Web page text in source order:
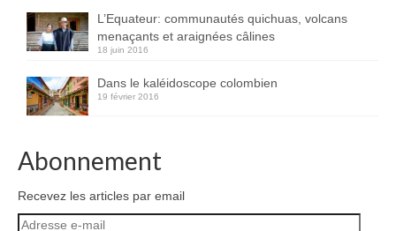
L’Equateur: communautés quichuas, volcans
menaçants et araignées câlines
18 juin 2016
Dans le kaléidoscope colombien
19 février 2016
Abonnement
Recevez les articles par email
Adresse